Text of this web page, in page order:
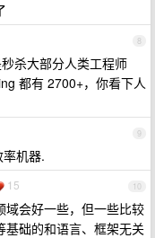
8
杀大部分人类工程师
都有 2700+，你看下人
9
机器.
10
15
域会好一些，但一些比较
础的和语言、框架无关